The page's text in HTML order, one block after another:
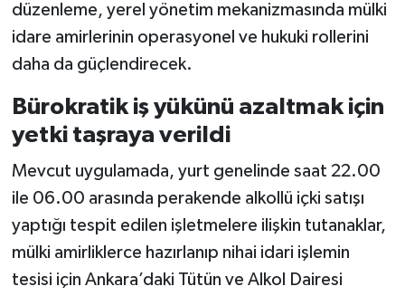
düzenleme, yerel yönetim mekanizmasında mülki
idare amirlerinin operasyonel ve hukuki rollerini
daha da güçlendirecek.
Bürokratik iş yükünü azaltmak için
yetki taşraya verildi
Mevcut uygulamada, yurt genelinde saat 22.00
ile 06.00 arasında perakende alkollü içki satışı
yaptığı tespit edilen işletmelere ilişkin tutanaklar,
mülki amirliklerce hazırlanıp nihai idari işlemin
tesisi için Ankara’daki Tütün ve Alkol Dairesi